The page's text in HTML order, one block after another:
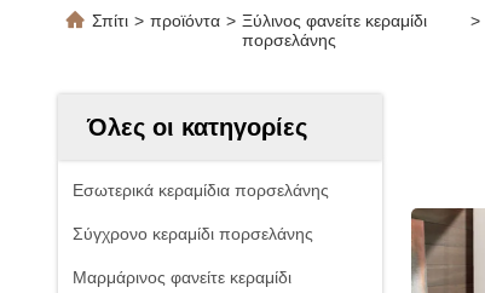
Σπίτι > προϊόντα > Ξύλινος φανείτε κεραμίδι
πορσελάνης
>
Όλες οι κατηγορίες
Εσωτερικά κεραμίδια πορσελάνης
Σύγχρονο κεραμίδι πορσελάνης
Μαρμάρινος φανείτε κεραμίδι